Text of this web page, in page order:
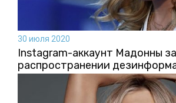
30 июля 2020
Instagram-аккаунт Мадонны
распространении